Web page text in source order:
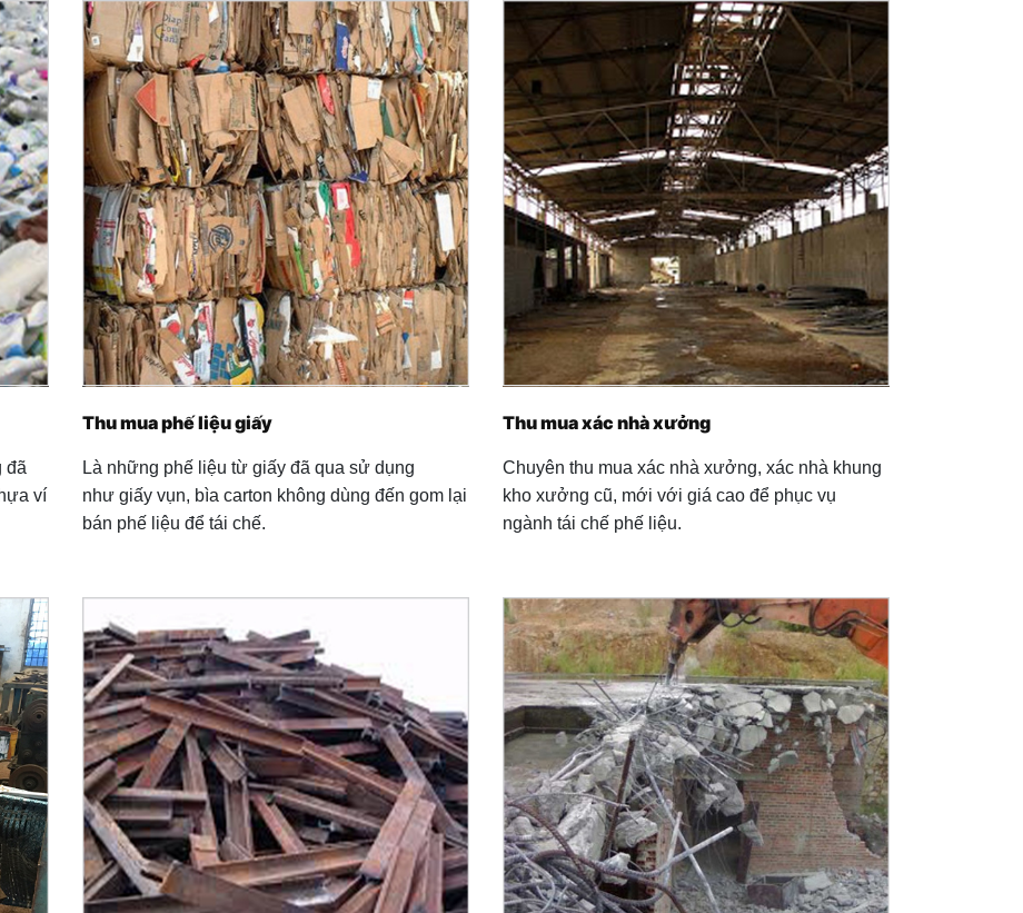
Phế liệu nhựa
+ Mở nhóm...
đã
ví
Thu mua phế liệu giấy
Là những phế liệu từ giấy đã qua sử dụng
như giấy vụn, bìa carton không dùng đến gom lại
bán phế liệu để tái chế.
Thu mua xác nhà xưởng
Chuyên thu mua xác nhà xưởng, xác nhà khung
kho xưởng cũ, mới với giá cao để phục vụ
ngành tái chế phế liệu.